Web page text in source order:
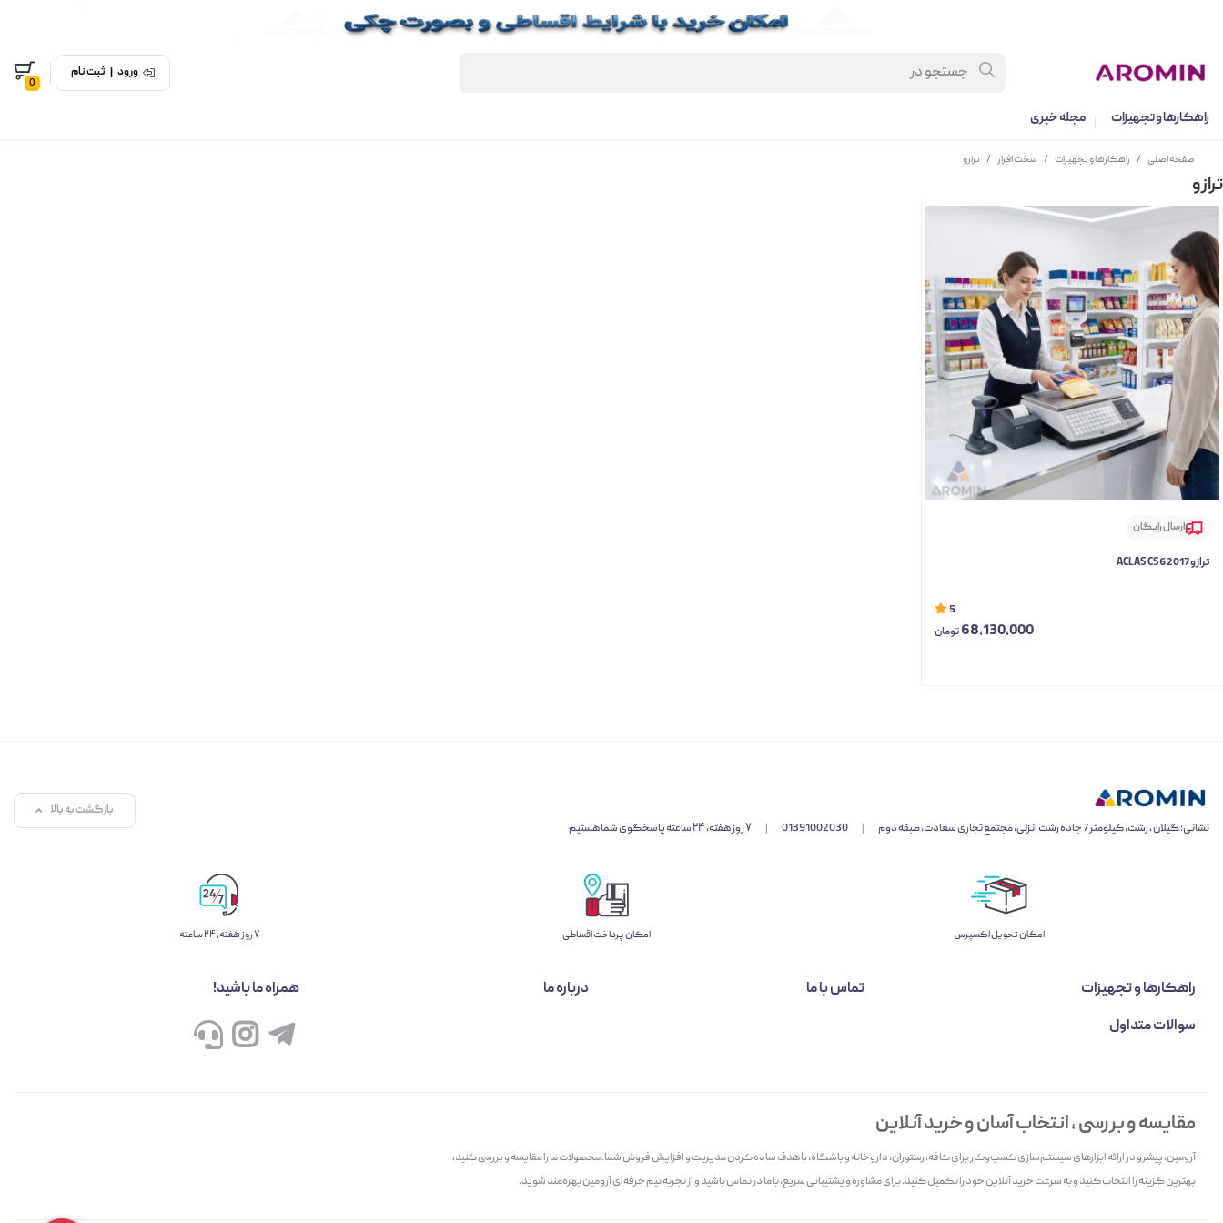
ورود | ثبت نام
0
راهکارها و تجهیزات مجله خبری
صفحه اصلی / راهکارها و تجهیزات / سخت افزار / ترازو
ترازو
ارسال رایگان
ترازو ACLAS CS6 2017
5
68,130,000تومان
نشانی: گیلان ، رشت، کیلومتر 7 جاده رشت انزلی، مجتمع تجاری سعادت، طبقه دوم |
01391002030
| ۷ روز هفته، ۲۴ ساعته پاسخگوی شما هستیم
بازگشت به بالا
اﻣﮑﺎن ﺗﺤﻮﯾﻞ اﮐﺴﭙﺮس امکان پرداخت اقساطی ۷ روز ﻫﻔﺘﻪ، ۲۴ ﺳﺎﻋﺘﻪ
راهکارها و تجهیزات تماس با ما
درباره ما
سوالات متداول
همراه ما باشید!
مقایسه و بررسی ، انتخاب آسان و خرید آنلاین
آرومین، پیشرو در ارائه ابزارهای سیستم‌سازی کسب‌وکار برای کافه، رستوران، داروخانه و باشگاه، با هدف ساده کردن مدیریت و افزایش فروش شما. محصولات ما را مقایسه و بررسی کنید،
بهترین گزینه را انتخاب کنید و به سرعت خرید آنلاین خود را تکمیل کنید. برای مشاوره و پشتیبانی سریع، با ما در تماس باشید و از تجربه تیم حرفه‌ای آرومین بهره‌مند شوید.